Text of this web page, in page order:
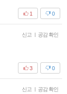
0
1
신고 | 공감 확인
0
3
신고 | 공감 확인